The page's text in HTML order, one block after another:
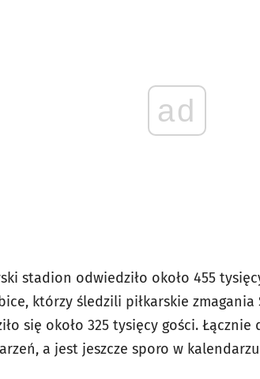
ad
stadion odwiedziło około 455
którzy śledzili piłkarskie zmagania
się około 325 tysięcy gości.
a jest jeszcze sporo w